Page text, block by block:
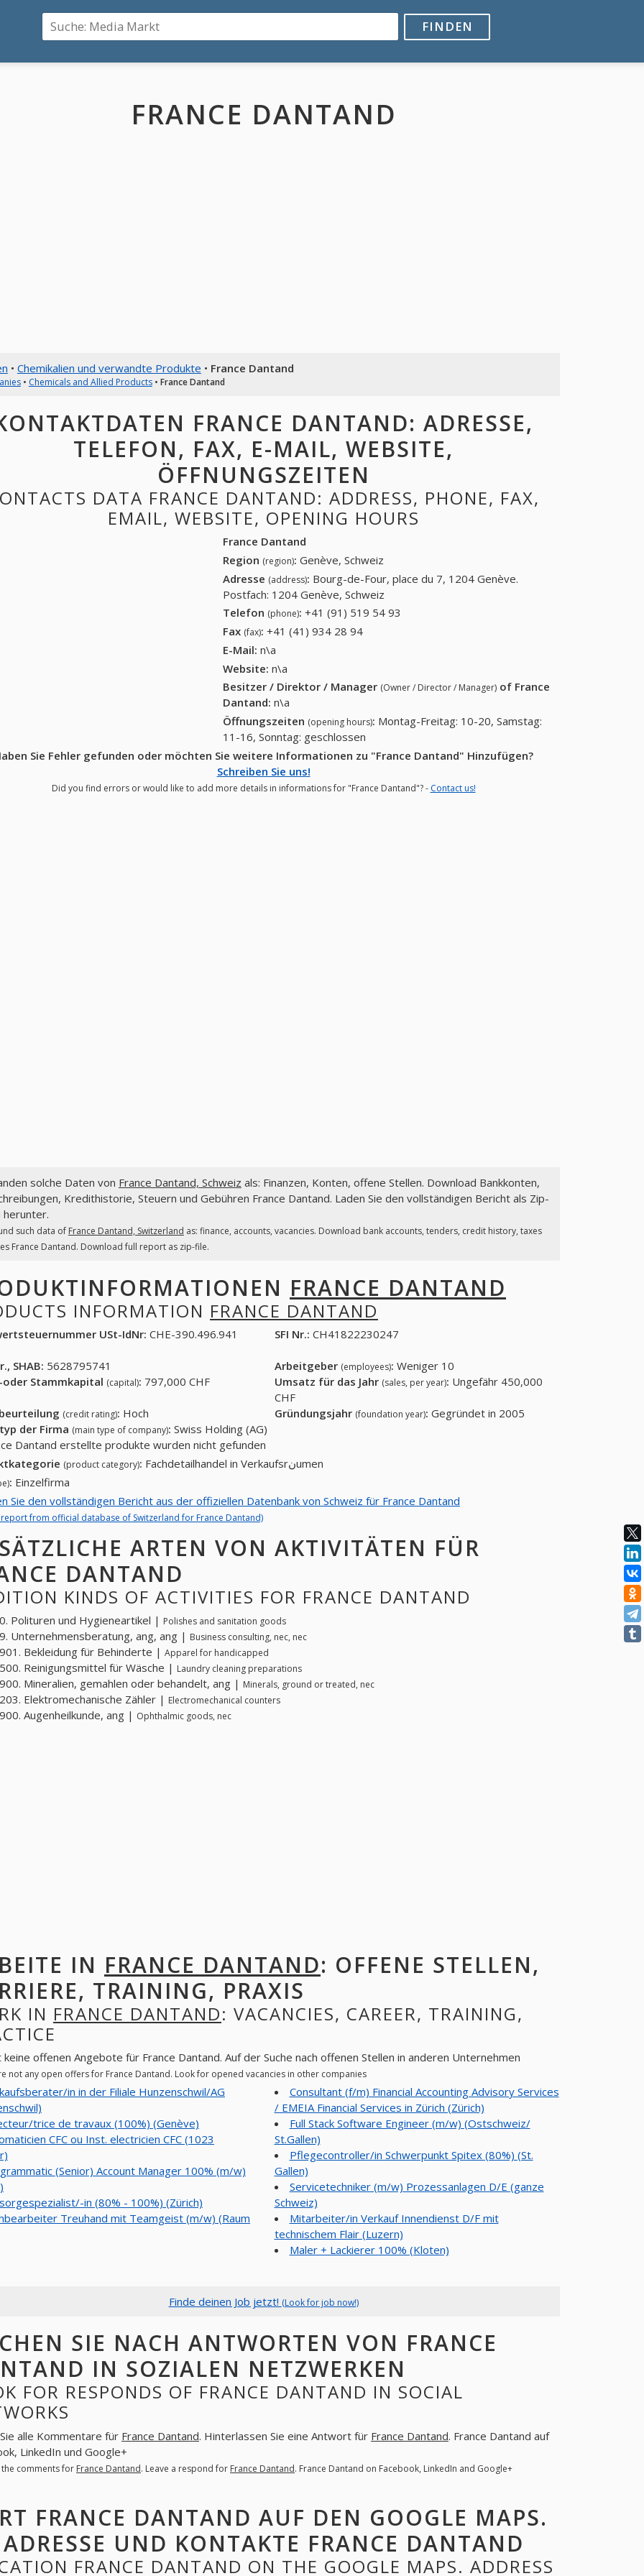
FINDEN
FRANCE DANTAND
• Chemikalien und verwandte Produkte • France Dantand
• Chemicals and Allied Products• France Dantand
FRANCE DANTAND: ADRESSE,
TELEFON, FAX, E-MAIL, WEBSITE,
ÖFFNUNGSZEITEN
DATA FRANCE DANTAND: ADDRESS, PHONE, FAX,
EMAIL, WEBSITE, OPENING HOURS
France Dantand
Region (region): Genève, Schweiz
Adresse (address): Bourg-de-Four, place du 7, 1204 Genève.
Postfach: 1204 Genève, Schweiz
Telefon (phone): +41 (91) 519 54 93
Fax (fax): +41 (41) 934 28 94
E-Mail: n\a
Website: n\a
Besitzer / Direktor / Manager (Owner / Director / Manager) of France
Dantand: n\a
Öffnungszeiten (opening hours): Montag-Freitag: 10-20, Samstag:
11-16, Sonntag: geschlossen
Sie Fehler gefunden oder möchten Sie weitere Informationen zu "France Dantand" Hinzufügen?
Schreiben Sie uns!
Did you find errors or would like to add more details in informations for "France Dantand"? - Contact us!
solche Daten von France Dantand, Schweiz als: Finanzen, Konten, offene Stellen. Download Bankkonten,
Kredithistorie, Steuern und Gebühren France Dantand. Laden Sie den vollständigen Bericht als Zip-
herunter.
such data of France Dantand, Switzerland as: finance, accounts, vacancies. Download bank accounts, tenders, credit history, taxes
France Dantand. Download full report as zip-file.
FRANCE DANTAND
INFORMATION FRANCE DANTAND
USt-IdNr: CHE-390.496.941 SFI Nr.: CH41822230247
SHAB: 5628795741 Arbeitgeber (employees): Weniger 10
oder Stammkapital (capital): 797,000 CHF Umsatz für das Jahr (sales, per year): Ungefähr 450,000
CHF
(credit rating): Hoch Gründungsjahr (foundation year): Gegründet in 2005
der Firma (main type of company): Swiss Holding (AG)
Dantand erstellte produkte wurden nicht gefunden
(product category): Fachdetailhandel in Verkaufsrنumen
: Einzelfirma
Sie den vollständigen Bericht aus der offiziellen Datenbank von Schweiz für France Dantand
from official database of Switzerland for France Dantand)
ARTEN VON AKTIVITÄTEN FÜR
DANTAND
KINDS OF ACTIVITIES FOR FRANCE DANTAND
Polituren und Hygieneartikel | Polishes and sanitation goods
Unternehmensberatung, ang, ang | Business consulting, nec, nec
Bekleidung für Behinderte | Apparel for handicapped
Reinigungsmittel für Wäsche | Laundry cleaning preparations
Mineralien, gemahlen oder behandelt, ang | Minerals, ground or treated, nec
Elektromechanische Zähler | Electromechanical counters
Augenheilkunde, ang | Ophthalmic goods, nec
IN FRANCE DANTAND: OFFENE STELLEN,
TRAINING, PRAXIS
IN FRANCE DANTAND: VACANCIES, CAREER, TRAINING,
keine offenen Angebote für France Dantand. Auf der Suche nach offenen Stellen in anderen Unternehmen
not any open offers for France Dantand. Look for opened vacancies in other companies
in in der Filiale Hunzenschwil/AG
trice de travaux (100%) (Genève)
CFC ou Inst. electricien CFC (1023
(Senior) Account Manager 100% (m/w)
in (80% - 100%) (Zürich)
Treuhand mit Teamgeist (m/w) (Raum
Consultant (f/m) Financial Accounting Advisory Services
/ EMEIA Financial Services in Zürich (Zürich)
Full Stack Software Engineer (m/w) (Ostschweiz/
St.Gallen)
Pflegecontroller/in Schwerpunkt Spitex (80%) (St.
Gallen)
Servicetechniker (m/w) Prozessanlagen D/E (ganze
Schweiz)
Mitarbeiter/in Verkauf Innendienst D/F mit
technischem Flair (Luzern)
Maler + Lackierer 100% (Kloten)
Finde deinen Job jetzt! (Look for job now!)
SIE NACH ANTWORTEN VON FRANCE
IN SOZIALEN NETZWERKEN
FOR RESPONDS OF FRANCE DANTAND IN SOCIAL
alle Kommentare für France Dantand. Hinterlassen Sie eine Antwort für France Dantand. France Dantand auf
LinkedIn und Google+
the comments for France Dantand. Leave a respond for France Dantand. France Dantand on Facebook, LinkedIn and Google+
FRANCE DANTAND AUF DEN GOOGLE MAPS.
ADRESSE UND KONTAKTE FRANCE DANTAND
FRANCE DANTAND ON THE GOOGLE MAPS. ADDRESS